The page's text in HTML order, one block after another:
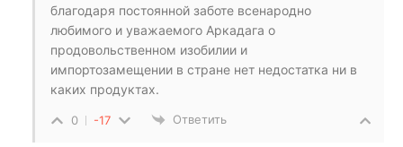
благодаря постоянной заботе всенародно
любимого и уважаемого Аркадага о
продовольственном изобилии и
импортозамещении в стране нет недостатка ни в
каких продуктах.
0 -17 Ответить